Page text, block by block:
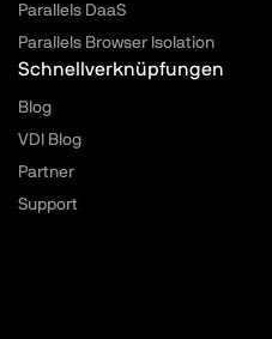
Parallels DaaS
Parallels Browser Isolation
Schnellverknüpfungen
Blog
VDI Blog
Partner
Support